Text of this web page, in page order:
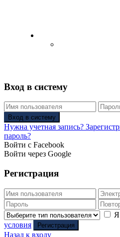
Вход в систему
Вход в систему
Нужна учетная запись?
пароль?
Войти с Facebook
Войти через Google
Регистрация
Я
условия
Регистрация
Назад к входу